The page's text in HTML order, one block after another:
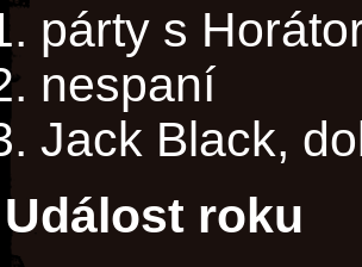
párty s
nespaní
Jack Black,
Událost roku